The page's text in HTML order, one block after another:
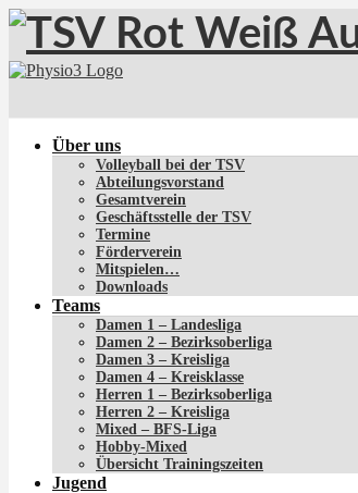
Über uns
Volleyball bei der TSV
Abteilungsvorstand
Gesamtverein
Geschäftsstelle der TSV
Termine
Förderverein
Mitspielen…
Downloads
Teams
Damen 1 – Landesliga
Damen 2 – Bezirksoberliga
Damen 3 – Kreisliga
Damen 4 – Kreisklasse
Herren 1 – Bezirksoberliga
Herren 2 – Kreisliga
Mixed – BFS-Liga
Hobby-Mixed
Übersicht Trainingszeiten
Jugend